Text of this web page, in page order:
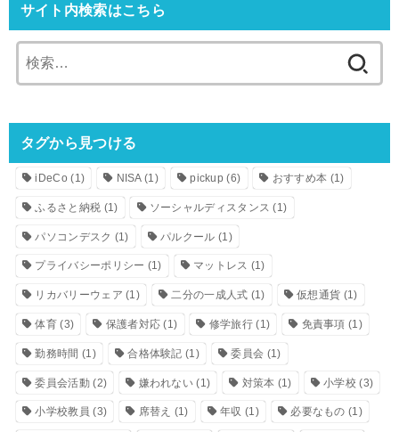
サイト内検索はこちら
索:
タグから見つける
iDeCo (1) NISA(1) pickup (6) おすすめ本 (1)
ふるさと納税 (1) ソーシャルディスタンス (1)
パソコンデスク (1) パルクール (1)
プライバシーポリシー (1) マットレス (1)
リカバリーウェア (1) 二分の一成人式 (1) 仮想通貨 (1)
体育 (3) 保護者対応 (1) 修学旅行(1) 免責事項 (1)
勤務時間 (1) 合格体験記 (1) 委員会 (1)
委員会活動(2) 嫌われない (1) 対策本 (1) 小学校 (3)
小学校教員 (3) 席替え (1) 年収 (1) 必要なもの (1)